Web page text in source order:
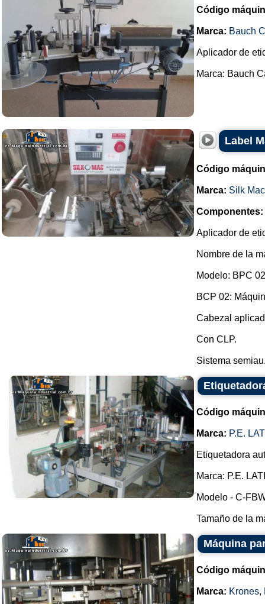
Código
Marca: Bauch
Aplicador de
Marca: Bauch
Label
Código
Marca: Silk Mac
Componentes:
Aplicador de
Nombre de la
Modelo: BPC
BCP 02:
Cabezal
Con CLP.
Sistema
Código
Marca: P.E.
Etiquetadora
Marca: P.E.
Modelo - C-
Tamaño de la
Máquina
Código
Marca: Krones,